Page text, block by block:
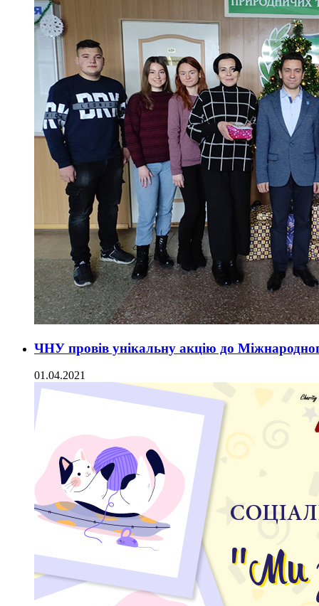
ЧНУ провів унікальну акцію до
01.04.2021